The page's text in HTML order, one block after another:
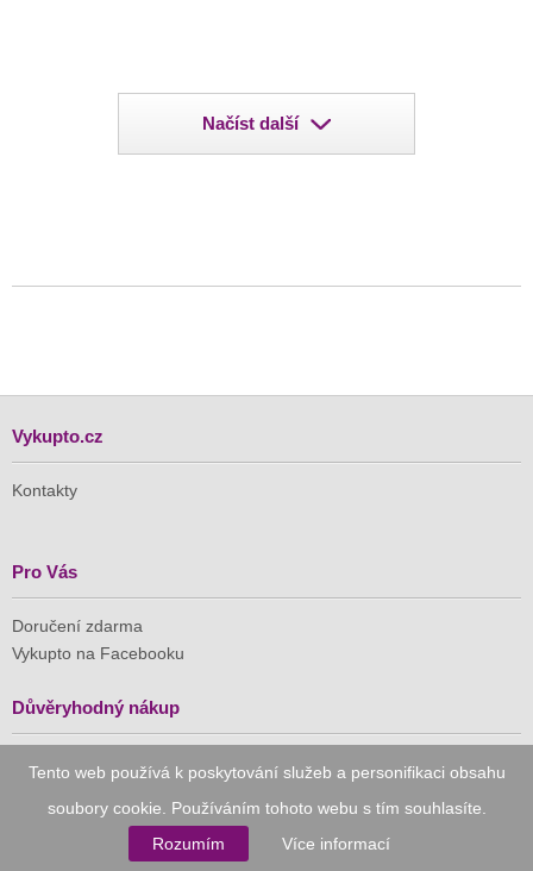
Tento web používá k poskytování služeb a personifikaci obsahu
soubory cookie. Používáním tohoto webu s tím souhlasíte.
Rozumím
Více informací
Načíst další
Vykupto.cz
Kontakty
Pro Vás
Doručení zdarma
Vykupto na Facebooku
Důvěryhodný nákup
Naše společnost je členem Asociace pro elektronickou
komerci (APEK)